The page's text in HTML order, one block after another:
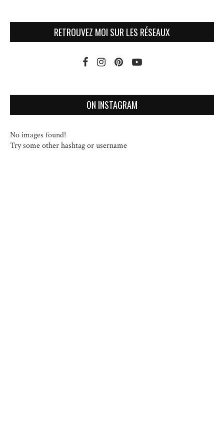
RETROUVEZ MOI SUR LES RÉSEAUX
ON INSTAGRAM
No images found!
Try some other hashtag or username